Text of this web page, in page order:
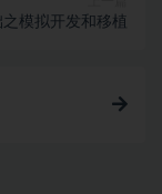
模拟开发和移植